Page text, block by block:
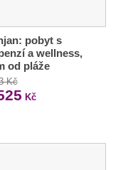
pobyt s
a wellness,
od pláže
Kč
Kč